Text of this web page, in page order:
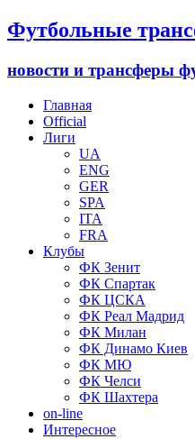
Футбольные
новости и трансферы
Главная
Official
Лиги
UA
ENG
GER
SPA
ITA
FRA
Клубы
ФК Зенит
ФК Спартак
ФК ЦСКА
ФК Реал Мадрид
ФК Милан
ФК Динамо Киев
ФК МЮ
ФК Челси
ФК Шахтера
on-line
Интересное